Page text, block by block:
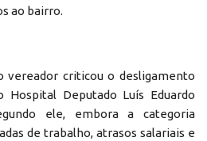
ao bairro.
vereador criticou o desligamento
Hospital Deputado Luís Eduardo
ele, embora a categoria
de trabalho, atrasos salariais e